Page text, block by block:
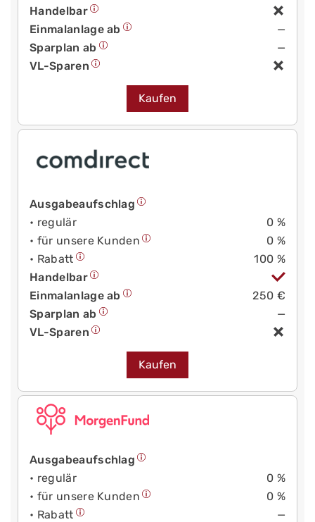
Handelbar
Einmalanlage ab
—
Sparplan ab
—
VL-Sparen
Kaufen
Ausgabeaufschlag
• regulär
0 %
• für unsere Kunden
0 %
• Rabatt
100 %
Handelbar
Einmalanlage ab
250 €
Sparplan ab
—
VL-Sparen
Kaufen
Ausgabeaufschlag
• regulär
0 %
• für unsere Kunden
0 %
• Rabatt
—